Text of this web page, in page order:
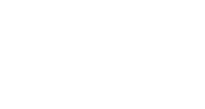
window
a new window